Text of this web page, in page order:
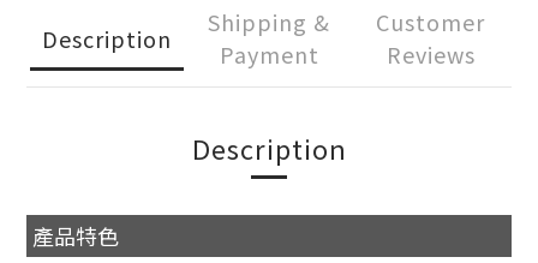
Description
Shipping &
Payment
Customer
Reviews
Description
產品特色